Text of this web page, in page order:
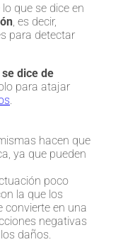
que se dice en
, es decir,
para detectar
dice de
para atajar
hacen que
ya que pueden
poco
la que los
convierte en una
negativas
daños.